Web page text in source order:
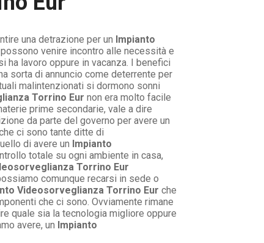
una detrazione per un Impianto
venire incontro alle necessità e
ha lavoro oppure in vacanza. I benefici
sorta di annuncio come deterrente per
malintenzionati si dormono sonni
Torrino Eur non era molto facile
prime secondarie, vale a dire
da parte del governo per avere un
ci sono tante ditte di
di avere un Impianto
totale su ogni ambiente in casa,
Torrino Eur
comunque recarsi in sede o
Videosorveglianza Torrino Eur che
che ci sono. Ovviamente rimane
quale sia la tecnologia migliore oppure
avere, un Impianto